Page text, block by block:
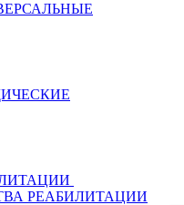
РЕАБИЛИТАЦИИ